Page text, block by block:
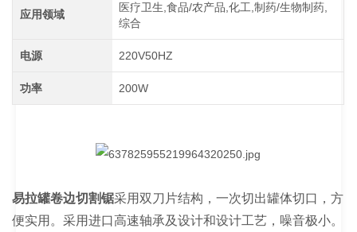
应用领域
医疗卫生,食品/农产品,化工,制药/生物制药,
综合
电源 220V50HZ
功率 200W
易拉罐卷边切割锯采用双刀片结构，一次切出罐体切口，方
便实用。采用进口高速轴承及设计和设计工艺，噪音极小。